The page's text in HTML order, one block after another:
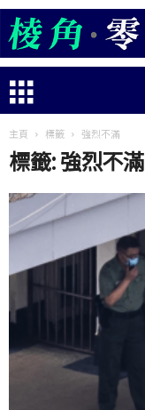
主頁 標籤 強烈不滿
標籤: 強烈不滿